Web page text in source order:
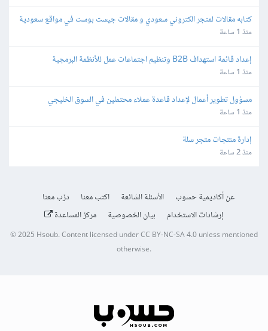
كتابه مقالات لمتجر الكتروني سعودي و مقالات جيست بوست في مواقع سعودية
منذ 1 ساعة
إعداد قائمة استهداف B2B وتنظيم اجتماعات عمل للأنظمة البرمجية
منذ 1 ساعة
مسؤول تطوير أعمال لإعداد قاعدة عملاء محتملين في السوق الخليجي
منذ 1 ساعة
إدارة منتجات متجر سلة
منذ 2 ساعة
عن أكاديمية حسوب الأسئلة الشائعة اكتب معنا
درّب معنا
إرشادات الاستخدام
بيان الخصوصية مركز المساعدة
© 2025 Hsoub.Content licensed underCC BY-NC-SA 4.0unless mentioned
otherwise.